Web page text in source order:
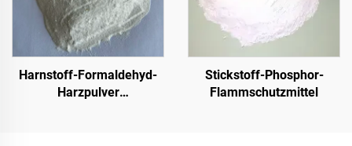
Harnstoff-Formaldehyd-
Harzpulver
Stickstoff-Phosphor-
Flammschutzmittel